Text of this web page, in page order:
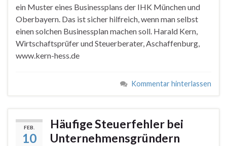
ein Muster eines Businessplans der IHK München und
Oberbayern. Das ist sicher hilfreich, wenn man selbst
einen solchen Businessplan machen soll. Harald Kern,
Wirtschaftsprüfer und Steuerberater, Aschaffenburg,
www.kern-hess.de
Kommentar hinterlassen
FEB.
10
Häufige Steuerfehler bei
Unternehmensgründern